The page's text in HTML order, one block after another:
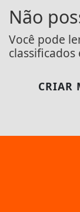
Não
Você pode
CRIAR